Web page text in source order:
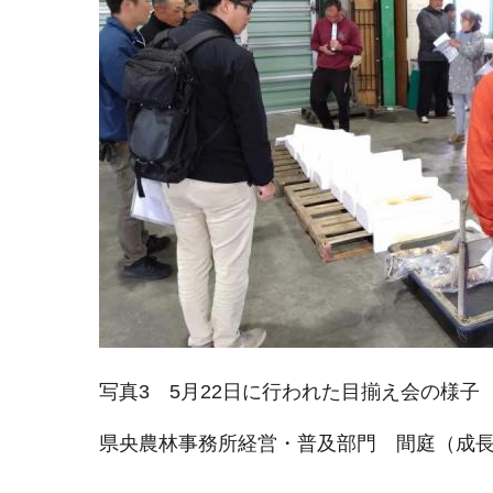
写真3 5月22日に行われた目揃え会の様子
県央農林事務所経営・普及部門 間庭（成